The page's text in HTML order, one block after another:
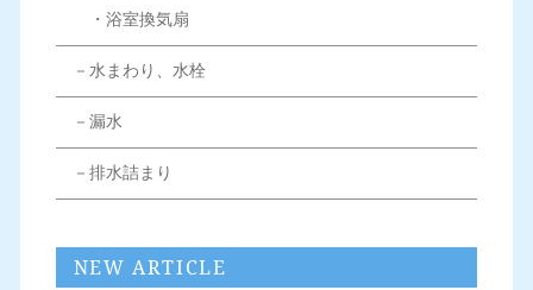
・浴室換気扇
－水まわり、水栓
－漏水
－排水詰まり
NEW ARTICLE